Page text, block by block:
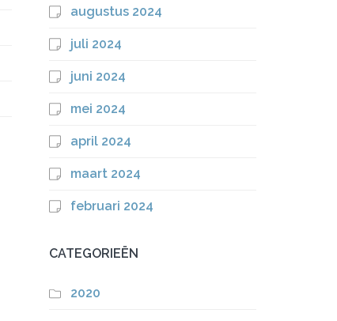
augustus 2024
juli 2024
juni 2024
mei 2024
april 2024
maart 2024
februari 2024
CATEGORIEËN
2020